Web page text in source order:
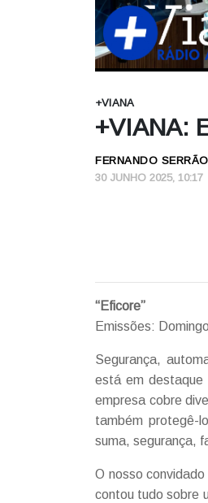
+VIANA
+VIANA:
FERNANDO SERRÃO
30 JUNHO 2025, 10:17
“Eficore”
Emissões:
Segurança,
está em destaque
empresa cobre
também protegê-
suma, segurança,
O nosso
contou tudo sobre